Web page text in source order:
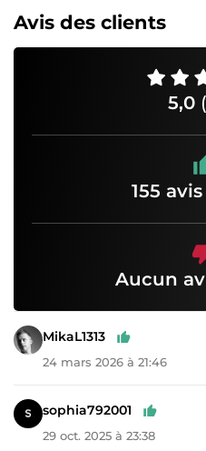
Avis des clients
5,0
155
Aucun
MikaL1313
24 mars 2026 à 21:46
sophia792001
29 oct. 2025 à 23:38